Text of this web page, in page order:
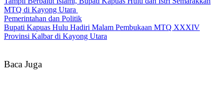
MTQ di Kayong Utara
Pemerintahan dan Politik
Bupati Kapuas Hulu Hadiri Malam Pembukaan MTQ XXXIV
Provinsi Kalbar di Kayong Utara
Baca Juga